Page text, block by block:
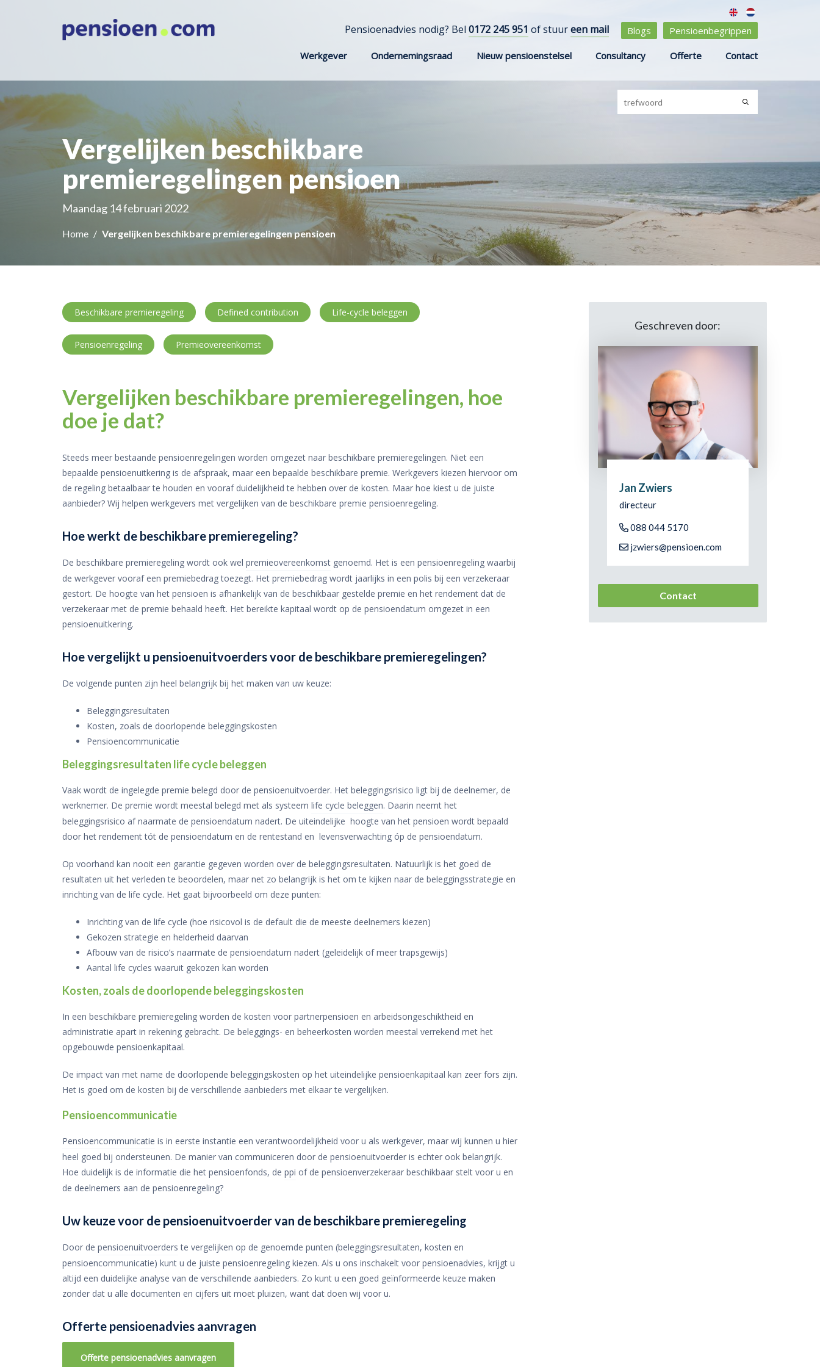
Pensioenadvies nodig? Bel 0172 245 951 of stuureen mail Blogs Pensioenbegrippen
Werkgever Ondernemingsraad Nieuw pensioenstelsel Consultancy Offerte Contact
Vergelijken beschikbare
premieregelingen pensioen
Maandag 14 februari 2022
Home Vergelijken beschikbare premieregelingen pensioen
Beschikbare premieregeling Defined contribution Life-cycle beleggen
Pensioenregeling Premieovereenkomst
Vergelijken beschikbare premieregelingen, hoe
doe je dat?
Steeds meer bestaande pensioenregelingen worden omgezet naar beschikbare premieregelingen. Niet een
bepaalde pensioenuitkering is de afspraak, maar een bepaalde beschikbare premie. Werkgevers kiezen hiervoor om
de regeling betaalbaar te houden en vooraf duidelijkheid te hebben over de kosten. Maar hoe kiest u de juiste
aanbieder? Wij helpen werkgevers met vergelijken van de beschikbare premie pensioenregeling.
Hoe werkt de beschikbare premieregeling?
De beschikbare premieregeling wordt ook wel premieovereenkomst genoemd. Het is een pensioenregeling waarbij
de werkgever vooraf een premiebedrag toezegt. Het premiebedrag wordt jaarlijks in een polis bij een verzekeraar
gestort. De hoogte van het pensioen is afhankelijk van de beschikbaar gestelde premie en het rendement dat de
verzekeraar met de premie behaald heeft. Het bereikte kapitaal wordt op de pensioendatum omgezet in een
pensioenuitkering.
Hoe vergelijkt u pensioenuitvoerders voor de beschikbare premieregelingen?
De volgende punten zijn heel belangrijk bij het maken van uw keuze:
Beleggingsresultaten
Kosten, zoals de doorlopende beleggingskosten
Pensioencommunicatie
Beleggingsresultaten life cycle beleggen
Vaak wordt de ingelegde premie belegd door de pensioenuitvoerder. Het beleggingsrisico ligt bij de deelnemer, de
werknemer. De premie wordt meestal belegd met als systeem life cycle beleggen. Daarin neemt het
beleggingsrisico af naarmate de pensioendatum nadert. De uiteindelijke hoogte van het pensioen wordt bepaald
door het rendement tót de pensioendatum en de rentestand en levensverwachting óp de pensioendatum.
Op voorhand kan nooit een garantie gegeven worden over de beleggingsresultaten. Natuurlijk is het goed de
resultaten uit het verleden te beoordelen, maar net zo belangrijk is het om te kijken naar de beleggingsstrategie en
inrichting van de life cycle. Het gaat bijvoorbeeld om deze punten:
Inrichting van de life cycle (hoe risicovol is de default die de meeste deelnemers kiezen)
Gekozen strategie en helderheid daarvan
Afbouw van de risico’s naarmate de pensioendatum nadert (geleidelijk of meer trapsgewijs)
Aantal life cycles waaruit gekozen kan worden
Kosten, zoals de doorlopende beleggingskosten
In een beschikbare premieregeling worden de kosten voor partnerpensioen en arbeidsongeschiktheid en
administratie apart in rekening gebracht. De beleggings- en beheerkosten worden meestal verrekend met het
opgebouwde pensioenkapitaal.
De impact van met name de doorlopende beleggingskosten op het uiteindelijke pensioenkapitaal kan zeer fors zijn.
Het is goed om de kosten bij de verschillende aanbieders met elkaar te vergelijken.
Pensioencommunicatie
Pensioencommunicatie is in eerste instantie een verantwoordelijkheid voor u als werkgever, maar wij kunnen u hier
heel goed bij ondersteunen. De manier van communiceren door de pensioenuitvoerder is echter ook belangrijk.
Hoe duidelijk is de informatie die het pensioenfonds, de ppi of de pensioenverzekeraar beschikbaar stelt voor u en
de deelnemers aan de pensioenregeling?
Uw keuze voor de pensioenuitvoerder van de beschikbare premieregeling
Door de pensioenuitvoerders te vergelijken op de genoemde punten (beleggingsresultaten, kosten en
pensioencommunicatie) kunt u de juiste pensioenregeling kiezen. Als u ons inschakelt voor pensioenadvies, krijgt u
altijd een duidelijke analyse van de verschillende aanbieders. Zo kunt u een goed geïnformeerde keuze maken
zonder dat u alle documenten en cijfers uit moet pluizen, want dat doen wij voor u.
Offerte pensioenadvies aanvragen
Offerte pensioenadvies aanvragen
Geschreven door:
Jan Zwiers
directeur
088 044 5170
jzwiers@pensioen.com
Contact